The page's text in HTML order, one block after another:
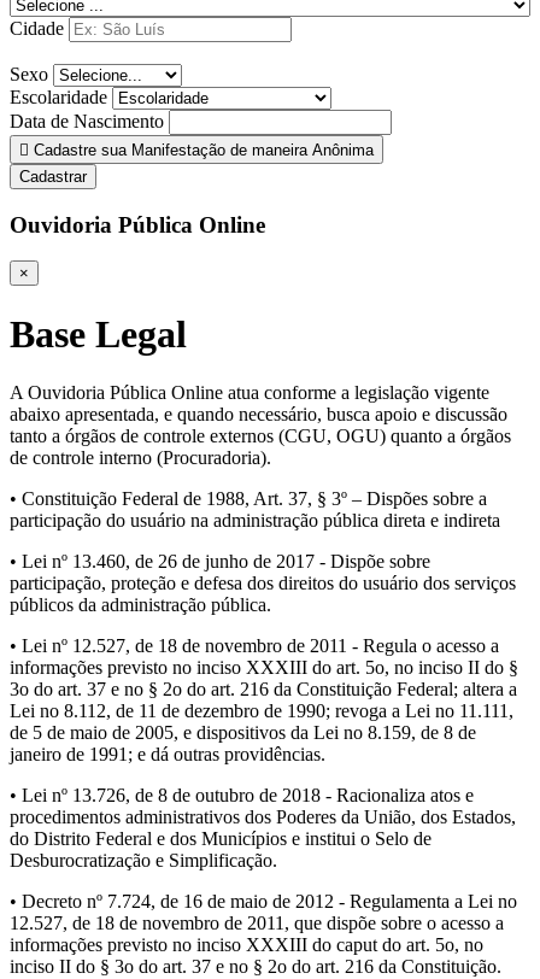
Cidade
Sexo
Escolaridade
Data de Nascimento
Cadastre sua Manifestação de maneira Anônima
Cadastrar
Ouvidoria Pública Online
×
Base Legal
A Ouvidoria Pública Online atua conforme a legislação vigente
abaixo apresentada, e quando necessário, busca apoio e discussão
tanto a órgãos de controle externos (CGU, OGU) quanto a órgãos
de controle interno (Procuradoria).
• Constituição Federal de 1988, Art. 37, § 3º – Dispões sobre a
participação do usuário na administração pública direta e indireta
• Lei nº 13.460, de 26 de junho de 2017 - Dispõe sobre
participação, proteção e defesa dos direitos do usuário dos serviços
públicos da administração pública.
• Lei nº 12.527, de 18 de novembro de 2011 - Regula o acesso a
informações previsto no inciso XXXIII do art. 5o, no inciso II do §
3o do art. 37 e no § 2o do art. 216 da Constituição Federal; altera a
Lei no 8.112, de 11 de dezembro de 1990; revoga a Lei no 11.111,
de 5 de maio de 2005, e dispositivos da Lei no 8.159, de 8 de
janeiro de 1991; e dá outras providências.
• Lei nº 13.726, de 8 de outubro de 2018 - Racionaliza atos e
procedimentos administrativos dos Poderes da União, dos Estados,
do Distrito Federal e dos Municípios e institui o Selo de
Desburocratização e Simplificação.
• Decreto nº 7.724, de 16 de maio de 2012 - Regulamenta a Lei no
12.527, de 18 de novembro de 2011, que dispõe sobre o acesso a
informações previsto no inciso XXXIII do caput do art. 5o, no
inciso II do § 3o do art. 37 e no § 2o do art. 216 da Constituição.